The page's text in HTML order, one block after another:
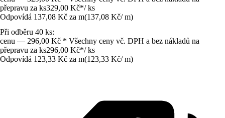
přepravu za ks329,00 Kč*/ ks
Odpovídá 137,08 Kč za m(137,08 Kč/ m)
Při odběru 40 ks:
cenu — 296,00 Kč * Všechny ceny vč. DPH a bez nákladů na
přepravu za ks296,00 Kč*/ ks
Odpovídá 123,33 Kč za m(123,33 Kč/ m)